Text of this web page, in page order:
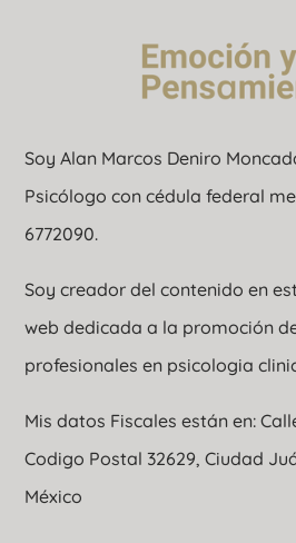
Soy Alan Marcos Deniro
Psicólogo con cédula federal
6772090.
Soy creador del contenido en
web dedicada a la promoción
profesionales en psicologia
Mis datos Fiscales están en:
Codigo Postal 32629, Ciudad
México